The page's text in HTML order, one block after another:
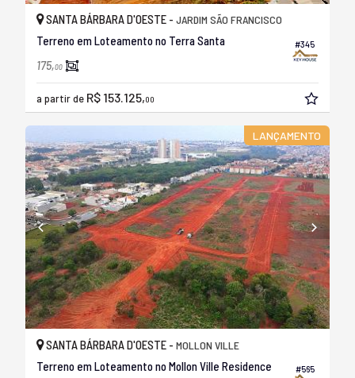
#345
SANTA BÁRBARA D'OESTE - JARDIM SÃO FRANCISCO
Terreno em Loteamento no Terra Santa
175,00
a partir de R$ 153.125,00
LANÇAMENTO
#565
SANTA BÁRBARA D'OESTE - MOLLON VILLE
Terreno em Loteamento no Mollon Ville Residence